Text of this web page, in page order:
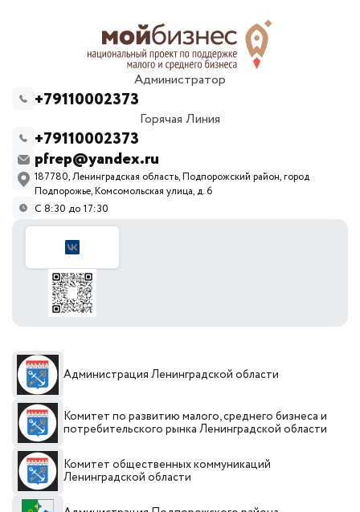
Администратор
+79110002373
Горячая Линия
+79110002373
pfrep@yandex.ru
187780, Ленинградская область, Подпорожский район, город
Подпорожье, Комсомольская улица, д. 6
С 8:30 до 17:30
Администрация Ленинградской области
Комитет по развитию малого, среднего бизнеса и
потребительского рынка Ленинградской области
Комитет общественных коммуникаций
Ленинградской области